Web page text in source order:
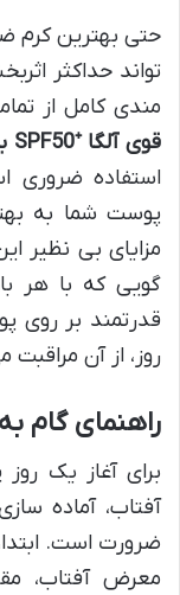
حتی بهترین کرم
تواند حداکثر
مندی کامل از
قوی آلگا ⁺SPF50 بلنیچر
استفاده ضروری
پوست شما به
مزایای بی نظیر
گویی که با هر
قدرتمند بر روی
روز، از آن مراقبت
راهنمای گام
برای آغاز یک
آفتاب، آماده
ضرورت است.
معرض آفتاب،